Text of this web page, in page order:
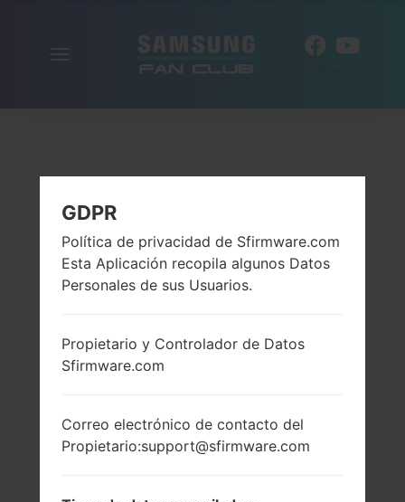
GDPR
Política de privacidad de Sfirmware.com
Esta Aplicación recopila algunos Datos
Personales de sus Usuarios.
Propietario y Controlador de Datos
Sfirmware.com
Correo electrónico de contacto del
Propietario:support@sfirmware.com